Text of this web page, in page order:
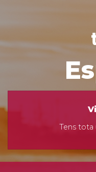
Tens tota